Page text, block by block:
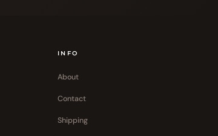
INFO
About
Contact
Shipping